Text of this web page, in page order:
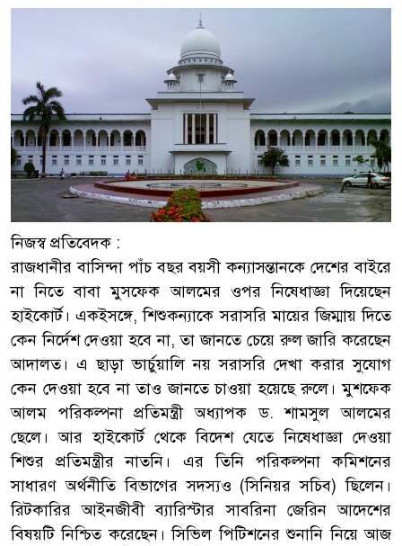
নিজস্ব প্রতিবেদক :
রাজধানীর বাসিন্দা পাঁচ বছর বয়সী কন্যাসন্তানকে দেশের বাইরে
না নিতে বাবা মুসফেক আলমের ওপর নিষেধাজ্ঞা দিয়েছেন
হাইকোর্ট। একইসঙ্গে, শিশুকন্যাকে সরাসরি মায়ের জিম্মায় দিতে
কেন নির্দেশ দেওয়া হবে না, তা জানতে চেয়ে রুল জারি করেছেন
আদালত। এ ছাড়া ভার্চুয়ালি নয় সরাসরি দেখা করার সুযোগ
কেন দেওয়া হবে না তাও জানতে চাওয়া হয়েছে রুলে। মুশফেক
আলম পরিকল্পনা প্রতিমন্ত্রী অধ্যাপক ড. শামসুল আলমের
ছেলে। আর হাইকোর্ট থেকে বিদেশ যেতে নিষেধাজ্ঞা দেওয়া
শিশুর প্রতিমন্ত্রীর নাতনি। এর তিনি পরিকল্পনা কমিশনের
সাধারণ অর্থনীতি বিভাগের সদস্যও (সিনিয়র সচিব) ছিলেন।
রিটকারির আইনজীবী ব্যারিস্টার সাবরিনা জেরিন আদেশের
বিষয়টি নিশ্চিত করেছেন। সিভিল পিটিশনের শুনানি নিয়ে আজ